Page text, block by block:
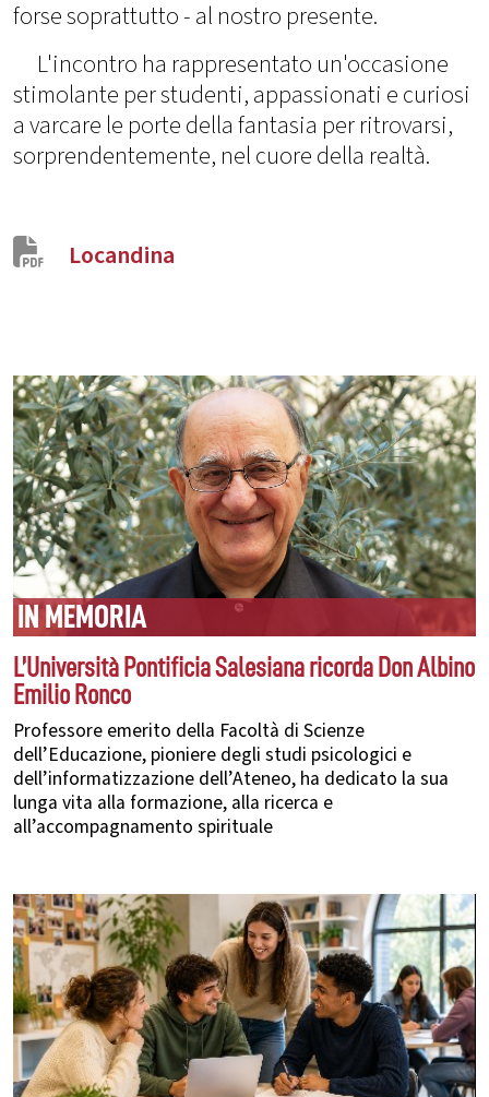
forse soprattutto - al nostro presente.
L'incontro ha rappresentato un'occasione
stimolante per studenti, appassionati e curiosi
a varcare le porte della fantasia per ritrovarsi,
sorprendentemente, nel cuore della realtà.
Locandina
IN MEMORIA
L’Università Pontificia Salesiana ricorda Don Albino
Emilio Ronco
Professore emerito della Facoltà di Scienze
dell’Educazione, pioniere degli studi psicologici e
dell’informatizzazione dell’Ateneo, ha dedicato la sua
lunga vita alla formazione, alla ricerca e
all’accompagnamento spirituale